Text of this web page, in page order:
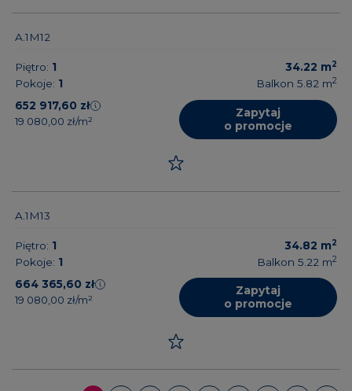
A.1M12
Piętro: 1
Pokoje: 1
652 917,60 zł
19 080,00 zł/m²
34.22 m2
Balkon 5.82 m2
Zapytaj
o promocje
A.1M13
Piętro: 1
Pokoje: 1
664 365,60 zł
19 080,00 zł/m²
34.82 m2
Balkon 5.22 m2
Zapytaj
o promocje